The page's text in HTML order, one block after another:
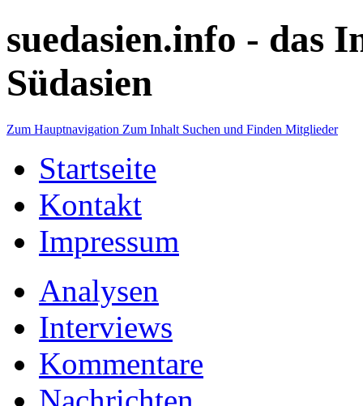
suedasien.info - das
Südasien
Zum Hauptnavigation Zum Inhalt Suchen und Finden Mitglieder
Startseite
Kontakt
Impressum
Analysen
Interviews
Kommentare